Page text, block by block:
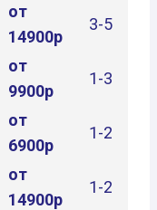
от
14900р
3-5
от
9900р
1-3
от
6900р
1-2
от
14900р
1-2